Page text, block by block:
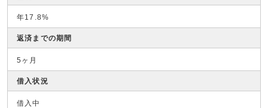
年17.8%
返済までの期間
5ヶ月
借入状況
借入中